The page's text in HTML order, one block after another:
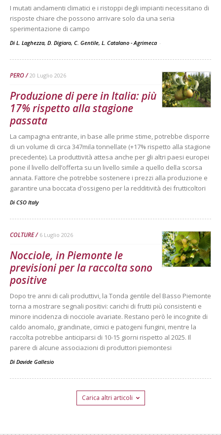
I mutati andamenti climatici e i ristoppi degli impianti necessitano di
risposte chiare che possono arrivare solo da una seria
sperimentazione di campo
Di L. Laghezza, D. Digiaro, C. Gentile, L. Catalano - Agrimeca -
PERO 20 Luglio 2026
Produzione di pere in Italia: più
17% rispetto alla stagione
passata
La campagna entrante, in base alle prime stime, potrebbe disporre
di un volume di circa 347mila tonnellate (+17% rispetto alla stagione
precedente). La produttività attesa anche per gli altri paesi europei
pone il livello dell’offerta su un livello simile a quello della scorsa
annata. Fattore che potrebbe sostenere i prezzi alla produzione e
garantire una boccata d'ossigeno per la redditività dei frutticoltori
Di CSO Italy
COLTURE 6 Luglio 2026
Nocciole, in Piemonte le
previsioni per la raccolta sono
positive
Dopo tre anni di cali produttivi, la Tonda gentile del Basso Piemonte
torna a mostrare segnali positivi: carichi di frutti più consistenti e
minore incidenza di nocciole avariate. Restano però le incognite di
caldo anomalo, grandinate, cimici e patogeni fungini, mentre la
raccolta potrebbe anticiparsi di 10-15 giorni rispetto al 2025. Il
parere di alcune associazioni di produttori piemontesi
Di Davide Gallesio
Carica altri articoli